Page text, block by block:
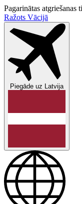
Pagarinātas atgriešanas
Ražots Vācijā
Piegāde uz Latvija